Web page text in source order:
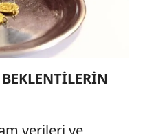
verileri ve